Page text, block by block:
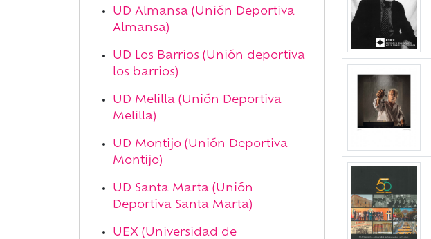
UD Almansa (Unión Deportiva
Almansa)
UD Los Barrios (Unión deportiva
los barrios)
UD Melilla (Unión Deportiva
Melilla)
UD Montijo (Unión Deportiva
Montijo)
UD Santa Marta (Unión
Deportiva Santa Marta)
UEX (Universidad de